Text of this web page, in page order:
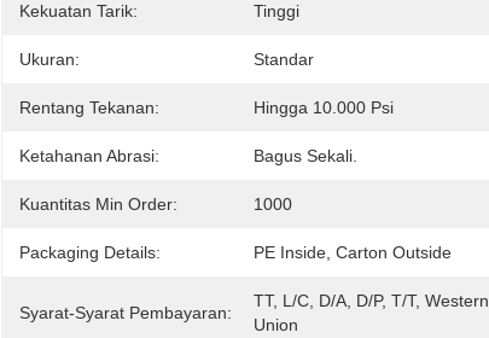
Kekuatan Tarik: Tinggi
Ukuran: Standar
Rentang Tekanan: Hingga 10.000 Psi
Ketahanan Abrasi: Bagus Sekali.
Kuantitas Min Order: 1000
Packaging Details: PE Inside, Carton Outside
Syarat-Syarat Pembayaran:
TT, L/C, D/A, D/P, T/T, Western
Union